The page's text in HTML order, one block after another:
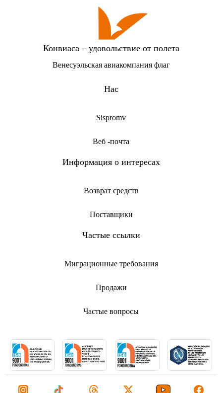
Конвиаса – удовольствие от полета
Венесуэльская авиакомпания флаг
Нас
Sispromv
Веб -почта
Информация о интересах
Возврат средств
Поставщики
Частые ссылки
Миграционные требования
Продажи
Частые вопросы